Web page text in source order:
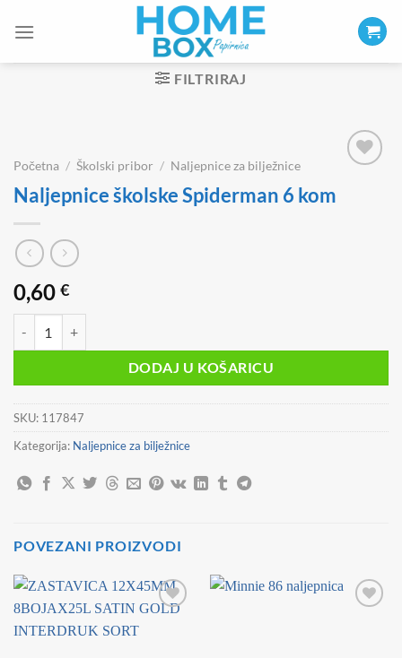
FILTRIRAJ
Početna / Školski pribor / Naljepnice za bilježnice
Naljepnice školske Spiderman 6 kom
0,60 €
DODAJ U KOŠARICU
SKU: 117847
Kategorija: Naljepnice za bilježnice
POVEZANI PROIZVODI